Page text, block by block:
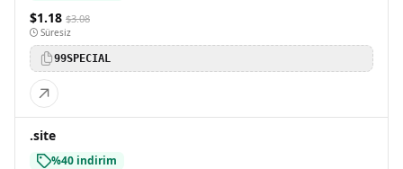
$1.18 $3.08
Süresiz
99SPECIAL
.site
%40 indirim